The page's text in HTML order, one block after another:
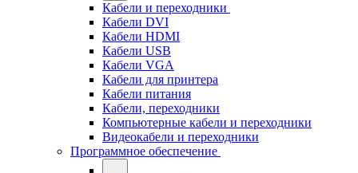
Кабели и переходники
Кабели DVI
Кабели HDMI
Кабели USB
Кабели VGA
Кабели для принтера
Кабели питания
Кабели, переходники
Компьютерные кабели и переходники
Видеокабели и переходники
Программное обеспечение